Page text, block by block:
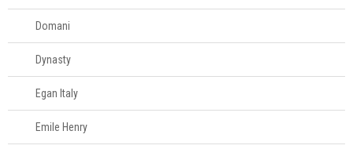
Domani
Dynasty
Egan Italy
Emile Henry